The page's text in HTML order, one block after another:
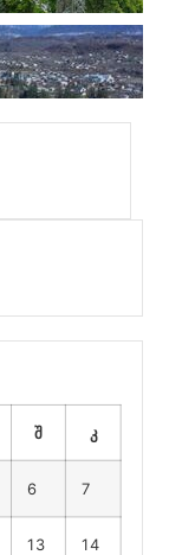
შ კ
6 7
13 14